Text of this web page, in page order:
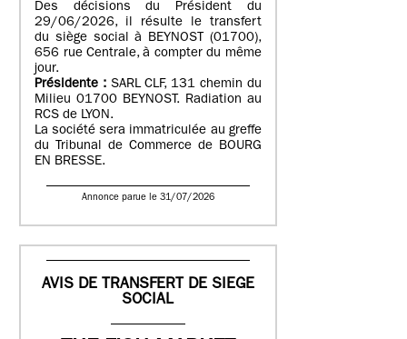
Des décisions du Président du
29/06/2026, il résulte le transfert
du siège social à BEYNOST (01700),
656 rue Centrale, à compter du même
jour.
Présidente :SARL CLF, 131 chemin du
Milieu 01700 BEYNOST. Radiation au
RCS de LYON.
La société sera immatriculée au greffe
du Tribunal de Commerce de BOURG
EN BRESSE.
Annonce parue le 31/07/2026
AVIS DE TRANSFERT DE SIEGE
SOCIAL